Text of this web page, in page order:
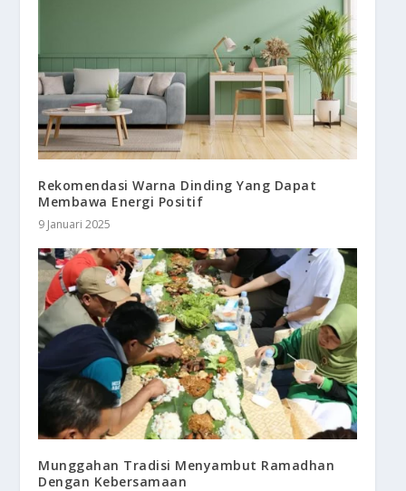
Rekomendasi Warna Dinding Yang Dapat
Membawa Energi Positif
9 Januari 2025
Munggahan Tradisi Menyambut Ramadhan
Dengan Kebersamaan